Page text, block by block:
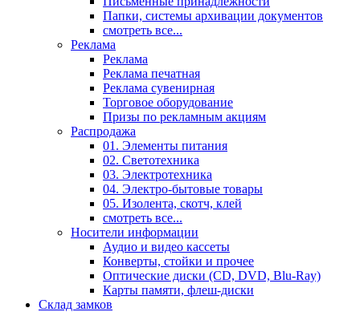
Папки, системы архивации документов
смотреть все...
Реклама
Реклама
Реклама печатная
Реклама сувенирная
Торговое оборудование
Призы по рекламным акциям
Распродажа
01. Элементы питания
02. Светотехника
03. Электротехника
04. Электро-бытовые товары
05. Изолента, скотч, клей
смотреть все...
Носители информации
Аудио и видео кассеты
Конверты, стойки и прочее
Оптические диски (CD, DVD, Blu-Ray)
Карты памяти, флеш-диски
Склад замков